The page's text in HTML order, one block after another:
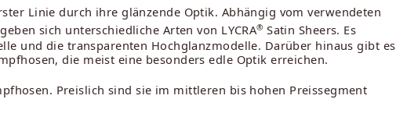
Linie durch ihre glänzende Optik. Abhängig vom verwendeten
sich unterschiedliche Arten von LYCRA® Satin Sheers. Es
und die transparenten Hochglanzmodelle. Darüber hinaus gibt es
die meist eine besonders edle Optik erreichen.
Preislich sind sie im mittleren bis hohen Preissegment